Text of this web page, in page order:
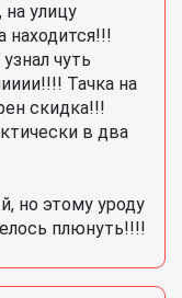
улицу
находится!!!
чуть
Тачка на
скидка!!!
в два
но этому уроду
плюнуть!!!!